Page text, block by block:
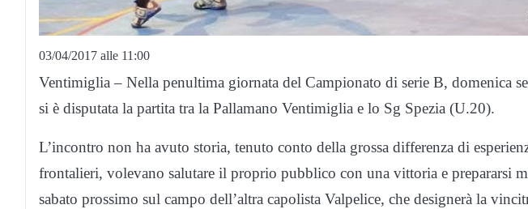
03/04/2017 alle 11:00
Ventimiglia – Nella penultima giornata del Campionato di serie B, domenica
si è disputata la partita tra la Pallamano Ventimiglia e lo Sg Spezia (U.20).
L’incontro non ha avuto storia, tenuto conto della grossa differenza di
frontalieri, volevano salutare il proprio pubblico con una vittoria e prepararsi
sabato prossimo sul campo dell’altra capolista Valpelice, che designerà la